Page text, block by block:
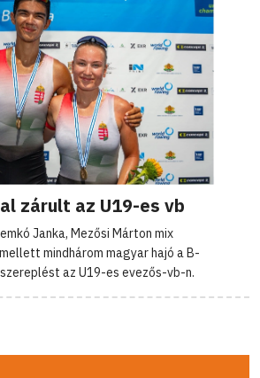
zárult az U19-es vb
Janka, Mezősi Márton mix
mindhárom magyar hajó a B-
az U19-es evezős-vb-n.